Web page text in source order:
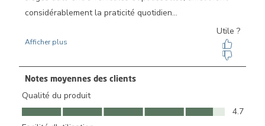
Notes moyennes des clients
Qualité du produit
Qualité du produit, 4.7 sur 5
4.7